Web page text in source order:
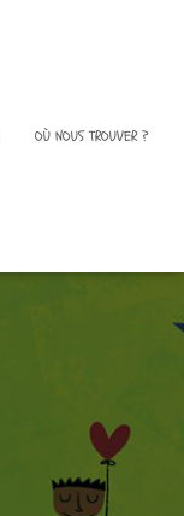
OÙ NOUS TROUVER ?